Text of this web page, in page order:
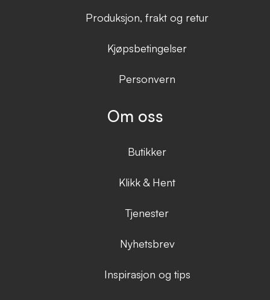
Produksjon, frakt og retur
Kjøpsbetingelser
Personvern
Om oss
Butikker
Klikk & Hent
Tjenester
Nyhetsbrev
Inspirasjon og tips